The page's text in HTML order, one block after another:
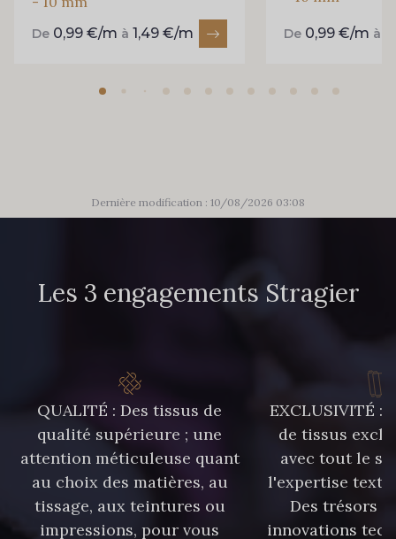
De 0,99 €/m à 1,49 €/m De 0,99 €/m à
Dernière modification : 10/08/2026 03:08
Les 3 engagements Stragier
QUALITÉ : Des tissus de
qualité supérieure ; une
attention méticuleuse quant
au choix des matières, au
tissage, aux teintures ou
impressions, pour vous
EXCLUSIVITÉ :
de tissus
avec tout le
l'expertise
Des trésors
innovations